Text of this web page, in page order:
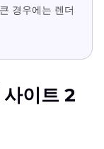
경우에는 렌더
이트 2